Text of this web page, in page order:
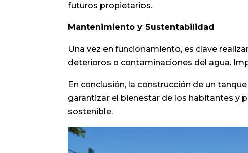
futuros propietarios.
Mantenimiento y Sustentabilidad
Una vez en funcionamiento, es clave
deterioros o contaminaciones del agua.
En conclusión, la construcción de un
garantizar el bienestar de los habitantes y
sostenible.